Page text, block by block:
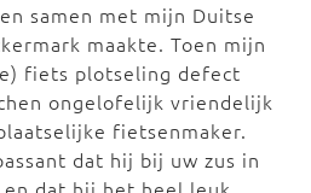
samen met mijn Duitse
maakte. Toen mijn
fiets plotseling defect
ongelofelijk vriendelijk
fietsenmaker.
dat hij bij uw zus in